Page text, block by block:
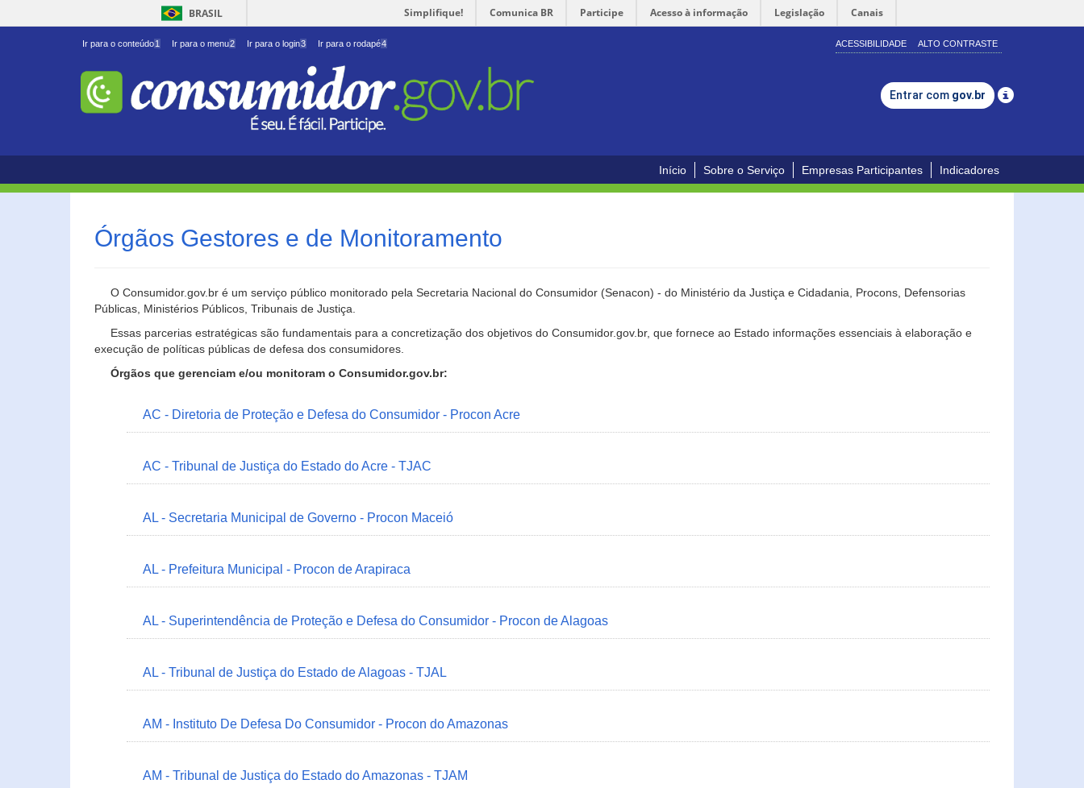
BRASIL Simplifique! Comunica BR Participe Acesso à informação Legislação Canais
Ir para o conteúdo1 Ir para o menu2 Ir para o login3 Ir para o rodapé4 ACESSIBILIDADE ALTO CONTRASTE
Entrar com gov.br
Início Sobre o Serviço Empresas Participantes Indicadores
Órgãos Gestores e de Monitoramento
O Consumidor.gov.br é um serviço público monitorado pela Secretaria Nacional do Consumidor (Senacon) - do Ministério da Justiça e Cidadania, Procons, Defensorias
Públicas, Ministérios Públicos, Tribunais de Justiça.
Essas parcerias estratégicas são fundamentais para a concretização dos objetivos do Consumidor.gov.br, que fornece ao Estado informações essenciais à elaboração e
execução de políticas públicas de defesa dos consumidores.
Órgãos que gerenciam e/ou monitoram o Consumidor.gov.br:
AC - Diretoria de Proteção e Defesa do Consumidor - Procon Acre
AC - Tribunal de Justiça do Estado do Acre - TJAC
AL - Secretaria Municipal de Governo - Procon Maceió
AL - Prefeitura Municipal - Procon de Arapiraca
AL - Superintendência de Proteção e Defesa do Consumidor - Procon de Alagoas
AL - Tribunal de Justiça do Estado de Alagoas - TJAL
AM - Instituto De Defesa Do Consumidor - Procon do Amazonas
AM - Tribunal de Justiça do Estado do Amazonas - TJAM